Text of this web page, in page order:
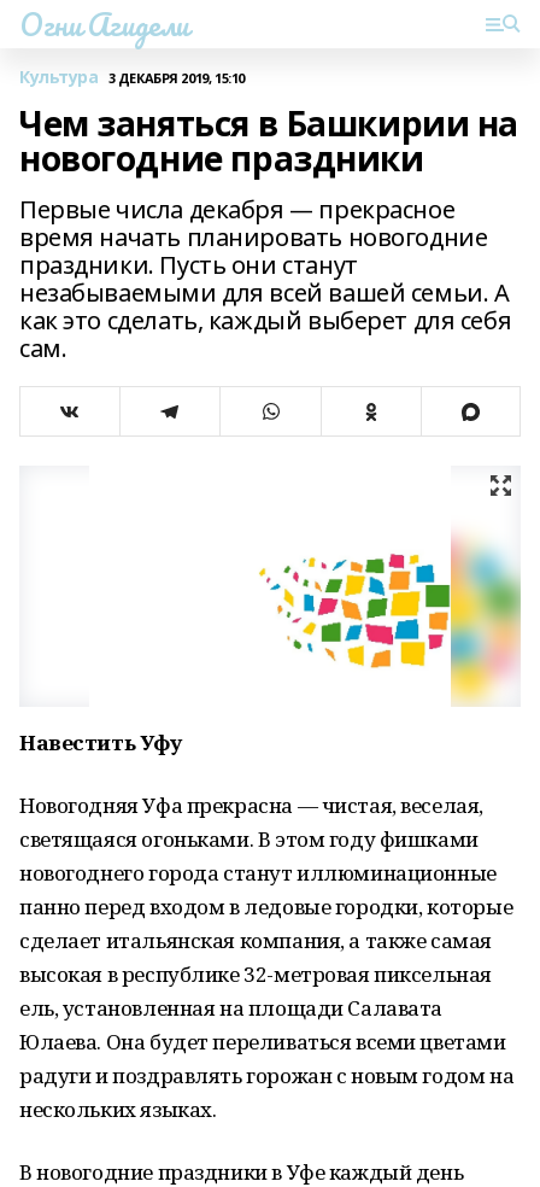
Огни Агидели
Культура 3 ДЕКАБРЯ 2019, 15:10
Чем заняться в Башкирии на
новогодние праздники
Первые числа декабря — прекрасное
время начать планировать новогодние
праздники. Пусть они станут
незабываемыми для всей вашей семьи. А
как это сделать, каждый выберет для себя
сам.
Навестить Уфу
Новогодняя Уфа прекрасна — чистая, веселая,
светящаяся огоньками. В этом году фишками
новогоднего города станут иллюминационные
панно перед входом в ледовые городки, которые
сделает итальянская компания, а также самая
высокая в республике 32-метровая пиксельная
ель, установленная на площади Салавата
Юлаева. Она будет переливаться всеми цветами
радуги и поздравлять горожан с новым годом на
нескольких языках.
В новогодние праздники в Уфе каждый день